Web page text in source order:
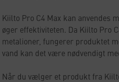
Kiilto Pro C4 Max kan anvendes
øger effektiviteten. Da Kiilto Pro
metalioner, fungerer produktet
vand kan det være nødvendigt
Når du vælger et produkt fra